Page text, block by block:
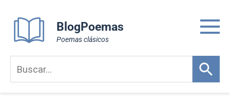
content
BlogPoemas
Poemas clásicos